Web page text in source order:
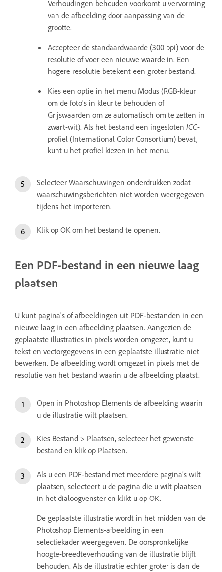
Verhoudingen behouden voorkomt u vervorming
van de afbeelding door aanpassing van de
grootte.
Accepteer de standaardwaarde (300 ppi) voor de
resolutie of voer een nieuwe waarde in. Een
hogere resolutie betekent een groter bestand.
Kies een optie in het menu Modus (RGB-kleur
om de foto's in kleur te behouden of
Grijswaarden om ze automatisch om te zetten in
zwart-wit). Als het bestand een ingesloten ICC-
profiel (International Color Consortium) bevat,
kunt u het profiel kiezen in het menu.
Selecteer Waarschuwingen onderdrukken zodat
waarschuwingsberichten niet worden weergegeven
tijdens het importeren.
Klik op OK om het bestand te openen.
Een PDF-bestand in een nieuwe laag
plaatsen
U kunt pagina's of afbeeldingen uit PDF-bestanden in een
nieuwe laag in een afbeelding plaatsen. Aangezien de
geplaatste illustraties in pixels worden omgezet, kunt u
tekst en vectorgegevens in een geplaatste illustratie niet
bewerken. De afbeelding wordt omgezet in pixels met de
resolutie van het bestand waarin u de afbeelding plaatst.
Open in Photoshop Elements de afbeelding waarin
u de illustratie wilt plaatsen.
Kies Bestand > Plaatsen, selecteer het gewenste
bestand en klik op Plaatsen.
Als u een PDF-bestand met meerdere pagina’s wilt
plaatsen, selecteert u de pagina die u wilt plaatsen
in het dialoogvenster en klikt u op OK.
De geplaatste illustratie wordt in het midden van de
Photoshop Elements-afbeelding in een
selectiekader weergegeven. De oorspronkelijke
hoogte-breedteverhouding van de illustratie blijft
behouden. Als de illustratie echter groter is dan de